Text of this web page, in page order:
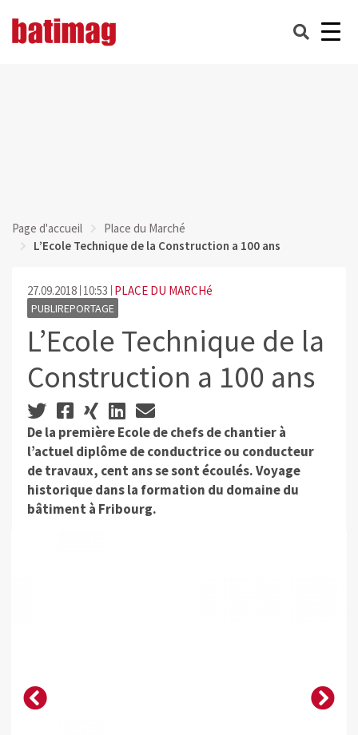
Page d'accueil
Place du Marché
L’Ecole Technique de la Construction a 100 ans
27.09.2018 10:53 PLACE DU MARCHé
PUBLIREPORTAGE
L’Ecole Technique de la
Construction a 100 ans
De la première Ecole de chefs de chantier à
l’actuel diplôme de conductrice ou conducteur
de travaux, cent ans se sont écoulés. Voyage
historique dans la formation du domaine du
bâtiment à Fribourg.